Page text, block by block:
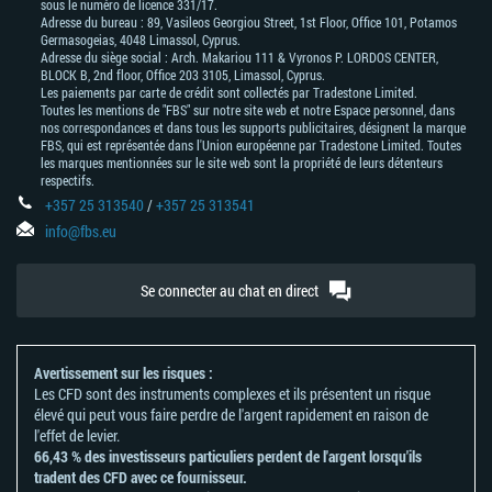
sous le numéro de licence 331/17.
Adresse du bureau : 89, Vasileos Georgiou Street, 1st Floor, Office 101, Potamos
Germasogeias, 4048 Limassol, Cyprus.
Adresse du siège social : Arch. Makariou 111 & Vyronos Р. LORDOS CENTER,
BLOCK В, 2nd floor, Office 203 3105, Limassol, Cyprus.
Les paiements par carte de crédit sont collectés par Tradestone Limited.
Toutes les mentions de "FBS" sur notre site web et notre Espace personnel, dans
nos correspondances et dans tous les supports publicitaires, désignent la marque
FBS, qui est représentée dans l'Union européenne par Tradestone Limited. Toutes
les marques mentionnées sur le site web sont la propriété de leurs détenteurs
respectifs.
+357 25 313540/+357 25 313541
info@fbs.eu
Se connecter au chat en direct
Avertissement sur les risques :
Les CFD sont des instruments complexes et ils présentent un risque
élevé qui peut vous faire perdre de l'argent rapidement en raison de
l'effet de levier.
66,43 % des investisseurs particuliers perdent de l'argent lorsqu'ils
tradent des CFD avec ce fournisseur.